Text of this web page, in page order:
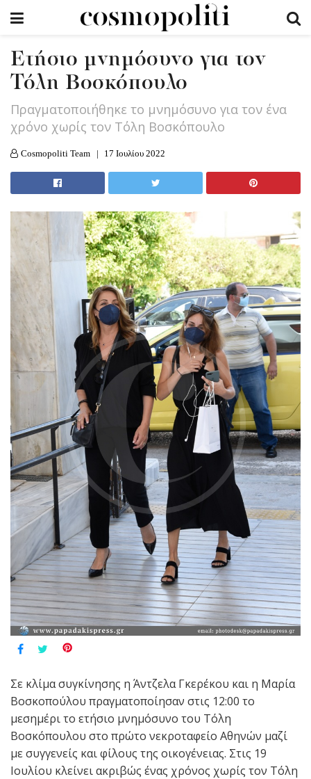
Ετήσιο μνημόσυνο για τον
Τόλη Βοσκόπουλο
Πραγματοποιήθηκε το μνημόσυνο για τον ένα
χρόνο χωρίς τον Τόλη Βοσκόπουλο
Cosmopoliti Team 17 Ιουλίου 2022
Σε κλίμα συγκίνησης η Άντζελα Γκερέκου και η Μαρία
Βοσκοπούλου πραγματοποίησαν στις 12:00 το
μεσημέρι το ετήσιο μνημόσυνο του Τόλη
Βοσκόπουλου στο πρώτο νεκροταφείο Αθηνών μαζί
με συγγενείς και φίλους της οικογένειας. Στις 19
Ιουλίου κλείνει ακριβώς ένας χρόνος χωρίς τον Τόλη